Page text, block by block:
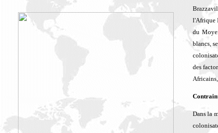
l'Afrique
du
blancs,
des
Dans la